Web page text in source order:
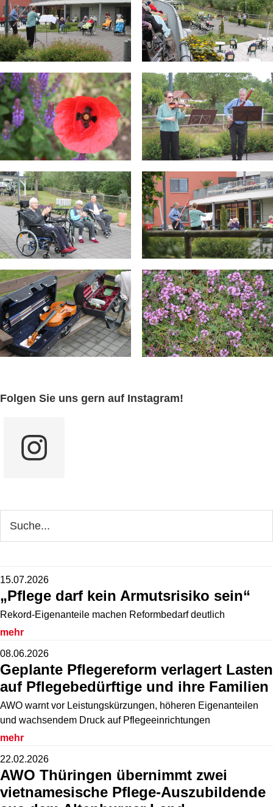
Seitenspalte
Folgen Sie uns gern auf Instagram!
durchsuchen
15.07.2026
„Pflege darf kein Armutsrisiko sein“
Rekord-Eigenanteile machen Reformbedarf deutlich
mehr
08.06.2026
Geplante Pflegereform verlagert Lasten
auf Pflegebedürftige und ihre Familien
AWO warnt vor Leistungskürzungen, höheren Eigenanteilen
und wachsendem Druck auf Pflegeeinrichtungen
mehr
22.02.2026
AWO Thüringen übernimmt zwei
vietnamesische Pflege-Auszubildende